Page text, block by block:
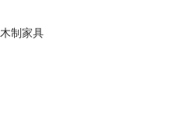
制家具